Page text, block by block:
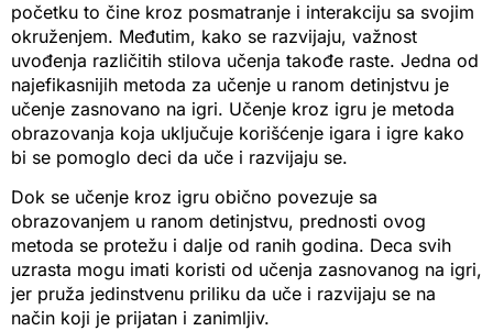
početku to čine kroz posmatranje i interakciju sa svojim
okruženjem. Međutim, kako se razvijaju, važnost
uvođenja različitih stilova učenja takođe raste. Jedna od
najefikasnijih metoda za učenje u ranom detinjstvu je
učenje zasnovano na igri. Učenje kroz igru je metoda
obrazovanja koja uključuje korišćenje igara i igre kako
bi se pomoglo deci da uče i razvijaju se.
Dok se učenje kroz igru obično povezuje sa
obrazovanjem u ranom detinjstvu, prednosti ovog
metoda se protežu i dalje od ranih godina. Deca svih
uzrasta mogu imati koristi od učenja zasnovanog na igri,
jer pruža jedinstvenu priliku da uče i razvijaju se na
način koji je prijatan i zanimljiv.